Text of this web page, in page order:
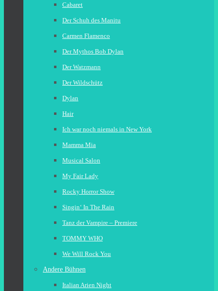
Cabaret
Der Schuh des Manitu
Carmen Flamenco
Der Mythos Bob Dylan
Der Watzmann
Der Wildschütz
Dylan
Hair
Ich war noch niemals in New York
Mamma Mia
Musical Salon
My Fair Lady
Rocky Horror Show
Singin‘ In The Rain
Tanz der Vampire – Premiere
TOMMY WHO
We Will Rock You
Andere Bühnen
Italian Arien Night